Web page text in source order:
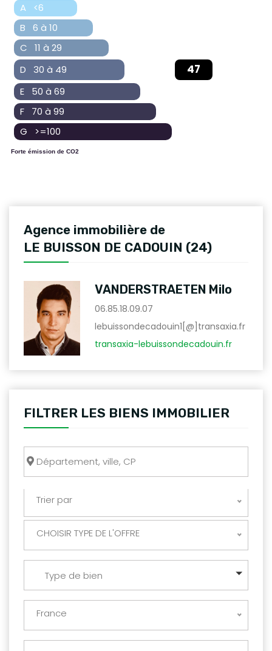
A <6
B 6 à 10
C 11 à 29
D 30 à 49
47
E 50 à 69
F 70 à 99
G >=100
Forte émission de CO2
Agence immobilière de
LE BUISSON DE CADOUIN (24)
VANDERSTRAETEN Milo
06.85.18.09.07
lebuissondecadouin1[@]transaxia.fr
transaxia-lebuissondecadouin.fr
FILTRER LES BIENS IMMOBILIER
Trier par
CHOISIR TYPE DE L'OFFRE
Type de bien
France